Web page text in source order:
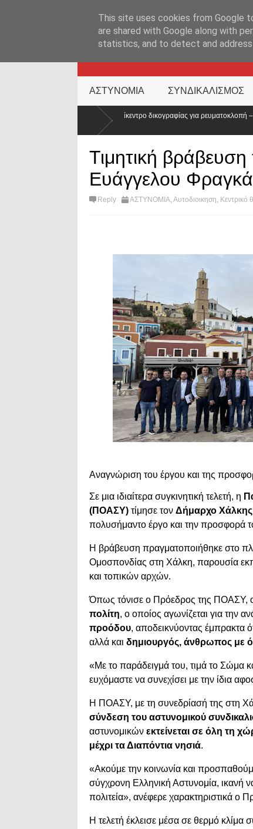
KATEHACKER
ΑΣΤΥΝΟΜΙΑ ΣΥΝΔΙΚΑΛΙΣΜΟΣ
δικογραφίας για ρευματοκλοπή – Όταν η αξιοπιστία των θεσμών
Τιμητική
Ευάγγελου
Reply ΑΣΤΥΝΟΜΙΑ,Αυτοδιοικηση, Κεντρικό
Αναγνώριση του έργου και της
Σε μια ιδιαίτερα συγκινητική τελετή, η
(ΠΟΑΣΥ) τίμησε τον Δήμαρχο Χάλκης
πολυσήμαντο έργο και την προσφορά
Η βράβευση πραγματοποιήθηκε στο
Ομοσπονδίας στη Χάλκη, παρουσία
και τοπικών αρχών.
Όπως τόνισε ο Πρόεδρος της ΠΟΑΣΥ,
πολίτη, ο οποίος αγωνίζεται για την
προόδου, αποδεικνύοντας έμπρακτα
αλλά και δημιουργός, άνθρωπος με
«Με το παράδειγμά του, τιμά το Σώμα
ευχόμαστε να συνεχίσει με την ίδια
Η ΠΟΑΣΥ, με τη συνεδρίασή της στη
σύνδεση του αστυνομικού
αστυνομικών εκτείνεται σε όλη τη
μέχρι τα Διαπόντια νησιά.
«Ακούμε την κοινωνία και
σύγχρονη Ελληνική Αστυνομία, ικανή
πολιτεία», ανέφερε χαρακτηριστικά ο
Η τελετή έκλεισε μέσα σε θερμό
This site uses cookies from Google
are shared with Google along with
statistics, and to detect and address